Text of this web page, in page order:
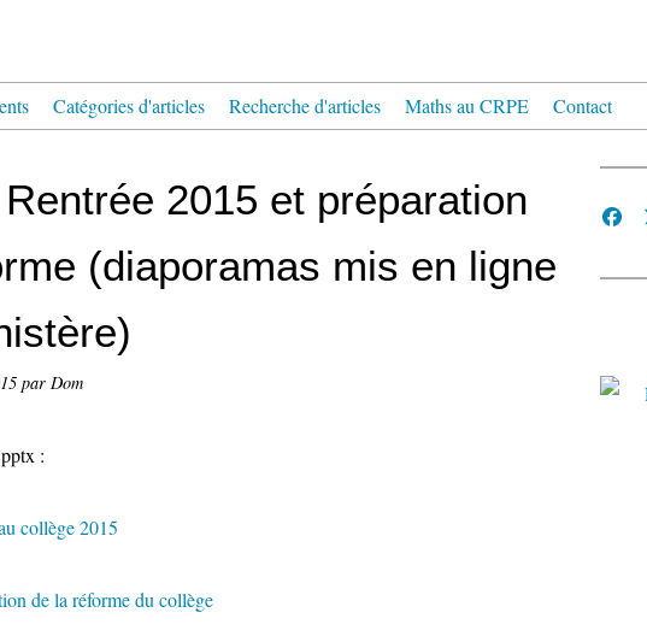
Catégories d'articles Recherche d'articles Maths au CRPE Contact
2015 et préparation
(diaporamas mis en ligne
par Dom
:
collège 2015
de la réforme du collège